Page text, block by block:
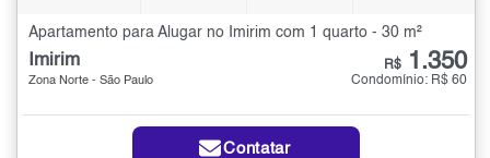
Apartamento para Alugar no Imirim com 1 quarto - 30 m²
Imirim
Zona Norte - São Paulo
R$ 1.350
Condomínio: R$ 60
Contatar